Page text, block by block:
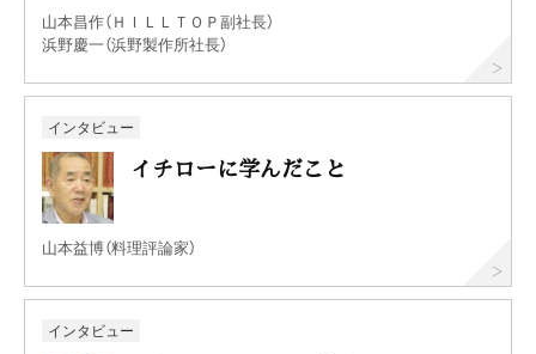
山本昌作（ＨＩＬＬＴＯＰ副社長）
浜野慶一（浜野製作所社長）
インタビュー
イチローに学んだこと
山本益博（料理評論家）
インタビュー